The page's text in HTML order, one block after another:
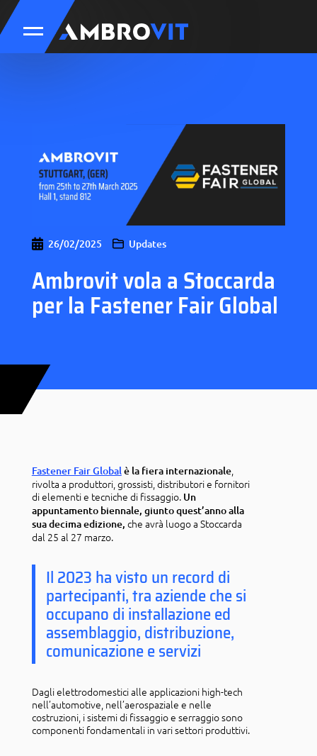
26/02/2025 Updates
Ambrovit vola a Stoccarda
per la Fastener Fair Global
Fastener Fair Globalè la fiera internazionale,
rivolta a produttori, grossisti, distributori e fornitori
di elementi e tecniche di fissaggio. Un
appuntamento biennale, giunto quest’anno alla
sua decima edizione, che avrà luogo a Stoccarda
dal 25 al 27 marzo.
Il 2023 ha visto un record di
partecipanti, tra aziende che si
occupano di installazione ed
assemblaggio, distribuzione,
comunicazione e servizi
Dagli elettrodomestici alle applicazioni high-tech
nell’automotive, nell’aerospaziale e nelle
costruzioni, i sistemi di fissaggio e serraggio sono
componenti fondamentali in vari settori produttivi.